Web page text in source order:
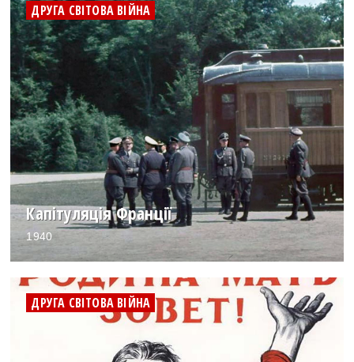
ДРУГА СВІТОВА ВІЙНА
Капітуляція Франції
1940
ДРУГА СВІТОВА ВІЙНА